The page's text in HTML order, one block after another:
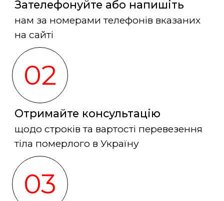
Зателефонуйте або напишіть
нам за номерами телефонів вказаних
на сайті
02
Отримайте консультацію
щодо строків та вартості перевезення
тіла померлого в Україну
03